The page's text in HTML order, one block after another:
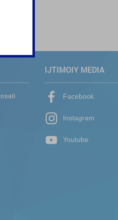
IJTIMOIY MEDIA
Facebook
Instagram
Youtube